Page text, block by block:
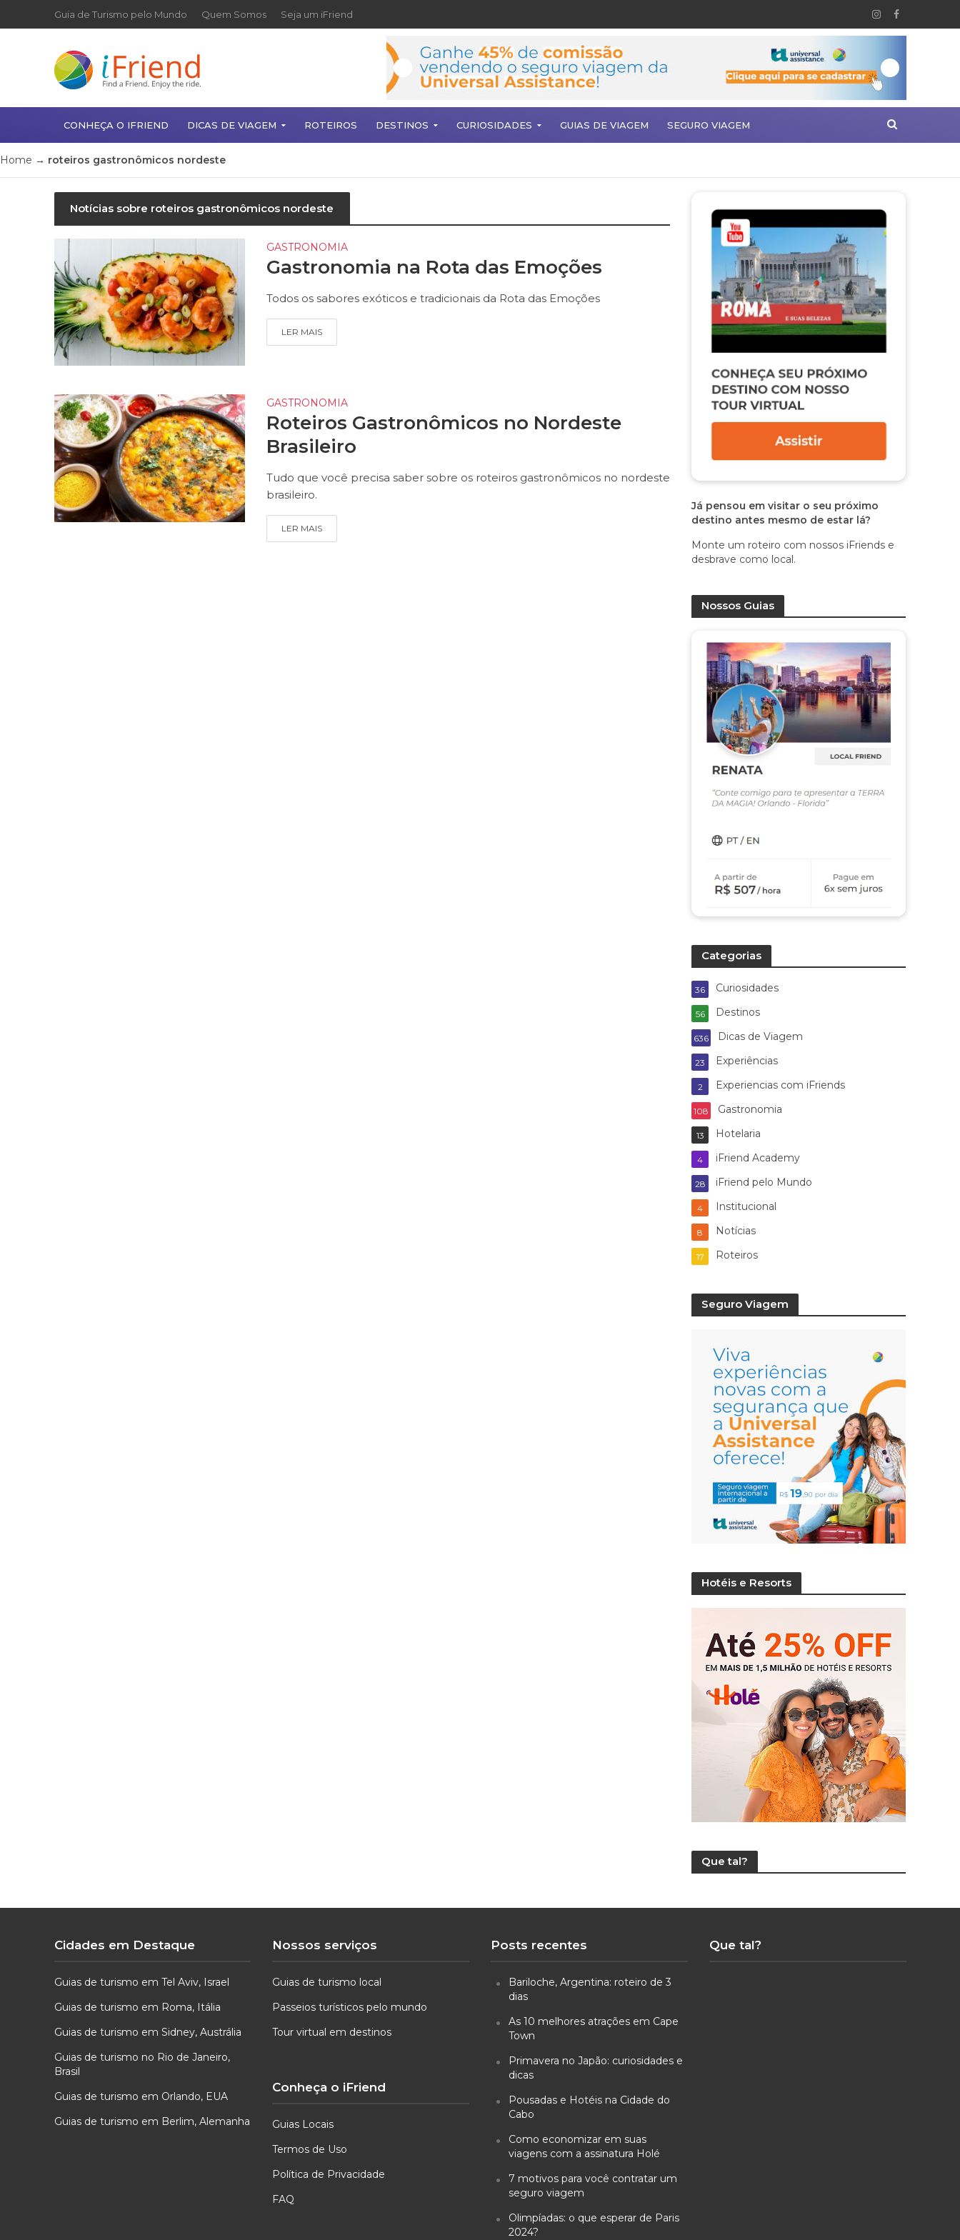
Guia de Turismo pelo Mundo Quem Somos Seja um iFriend
CONHEÇA O IFRIEND DICAS DE VIAGEM ROTEIROS DESTINOS CURIOSIDADES GUIAS DE VIAGEM SEGURO VIAGEM
Home → roteiros gastronômicos nordeste
Notícias sobre roteiros gastronômicos nordeste
GASTRONOMIA
Gastronomia na Rota das Emoções
Todos os sabores exóticos e tradicionais da Rota das Emoções
LER MAIS
GASTRONOMIA
Roteiros Gastronômicos no Nordeste
Brasileiro
Tudo que você precisa saber sobre os roteiros gastronômicos no nordeste
brasileiro.
LER MAIS
Já pensou em visitar o seu próximo
destino antes mesmo de estar lá?
Monte um roteiro com nossos iFriends e
desbrave como local.
Nossos Guias
Categorias
Curiosidades
36
Destinos
56
Dicas de Viagem
636
Experiências
23
Experiencias com iFriends
2
Gastronomia
108
Hotelaria
13
iFriend Academy
4
iFriend pelo Mundo
28
Institucional
4
Notícias
8
Roteiros
17
Seguro Viagem
Hotéis e Resorts
Que tal?
Cidades em Destaque
Guias de turismo em Tel Aviv, Israel
Guias de turismo em Roma, Itália
Guias de turismo em Sidney, Austrália
Guias de turismo no Rio de Janeiro,
Brasil
Guias de turismo em Orlando, EUA
Guias de turismo em Berlim, Alemanha
Nossos serviços
Guias de turismo local
Passeios turísticos pelo mundo
Tour virtual em destinos
Conheça o iFriend
Guias Locais
Termos de Uso
Política de Privacidade
FAQ
Posts recentes
Bariloche, Argentina: roteiro de 3
dias
As 10 melhores atrações em Cape
Town
Primavera no Japão: curiosidades e
dicas
Pousadas e Hotéis na Cidade do
Cabo
Como economizar em suas
viagens com a assinatura Holé
7 motivos para você contratar um
seguro viagem
Olimpíadas: o que esperar de Paris
2024?
Que tal?